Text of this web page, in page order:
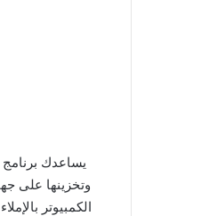
يساعدك
وتخزينها على
الكمبيوتر